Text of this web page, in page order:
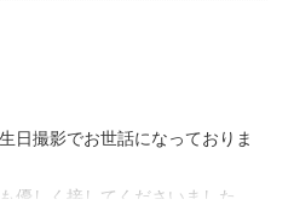
日撮影でお世話になっておりま
優しく接してくださいました。